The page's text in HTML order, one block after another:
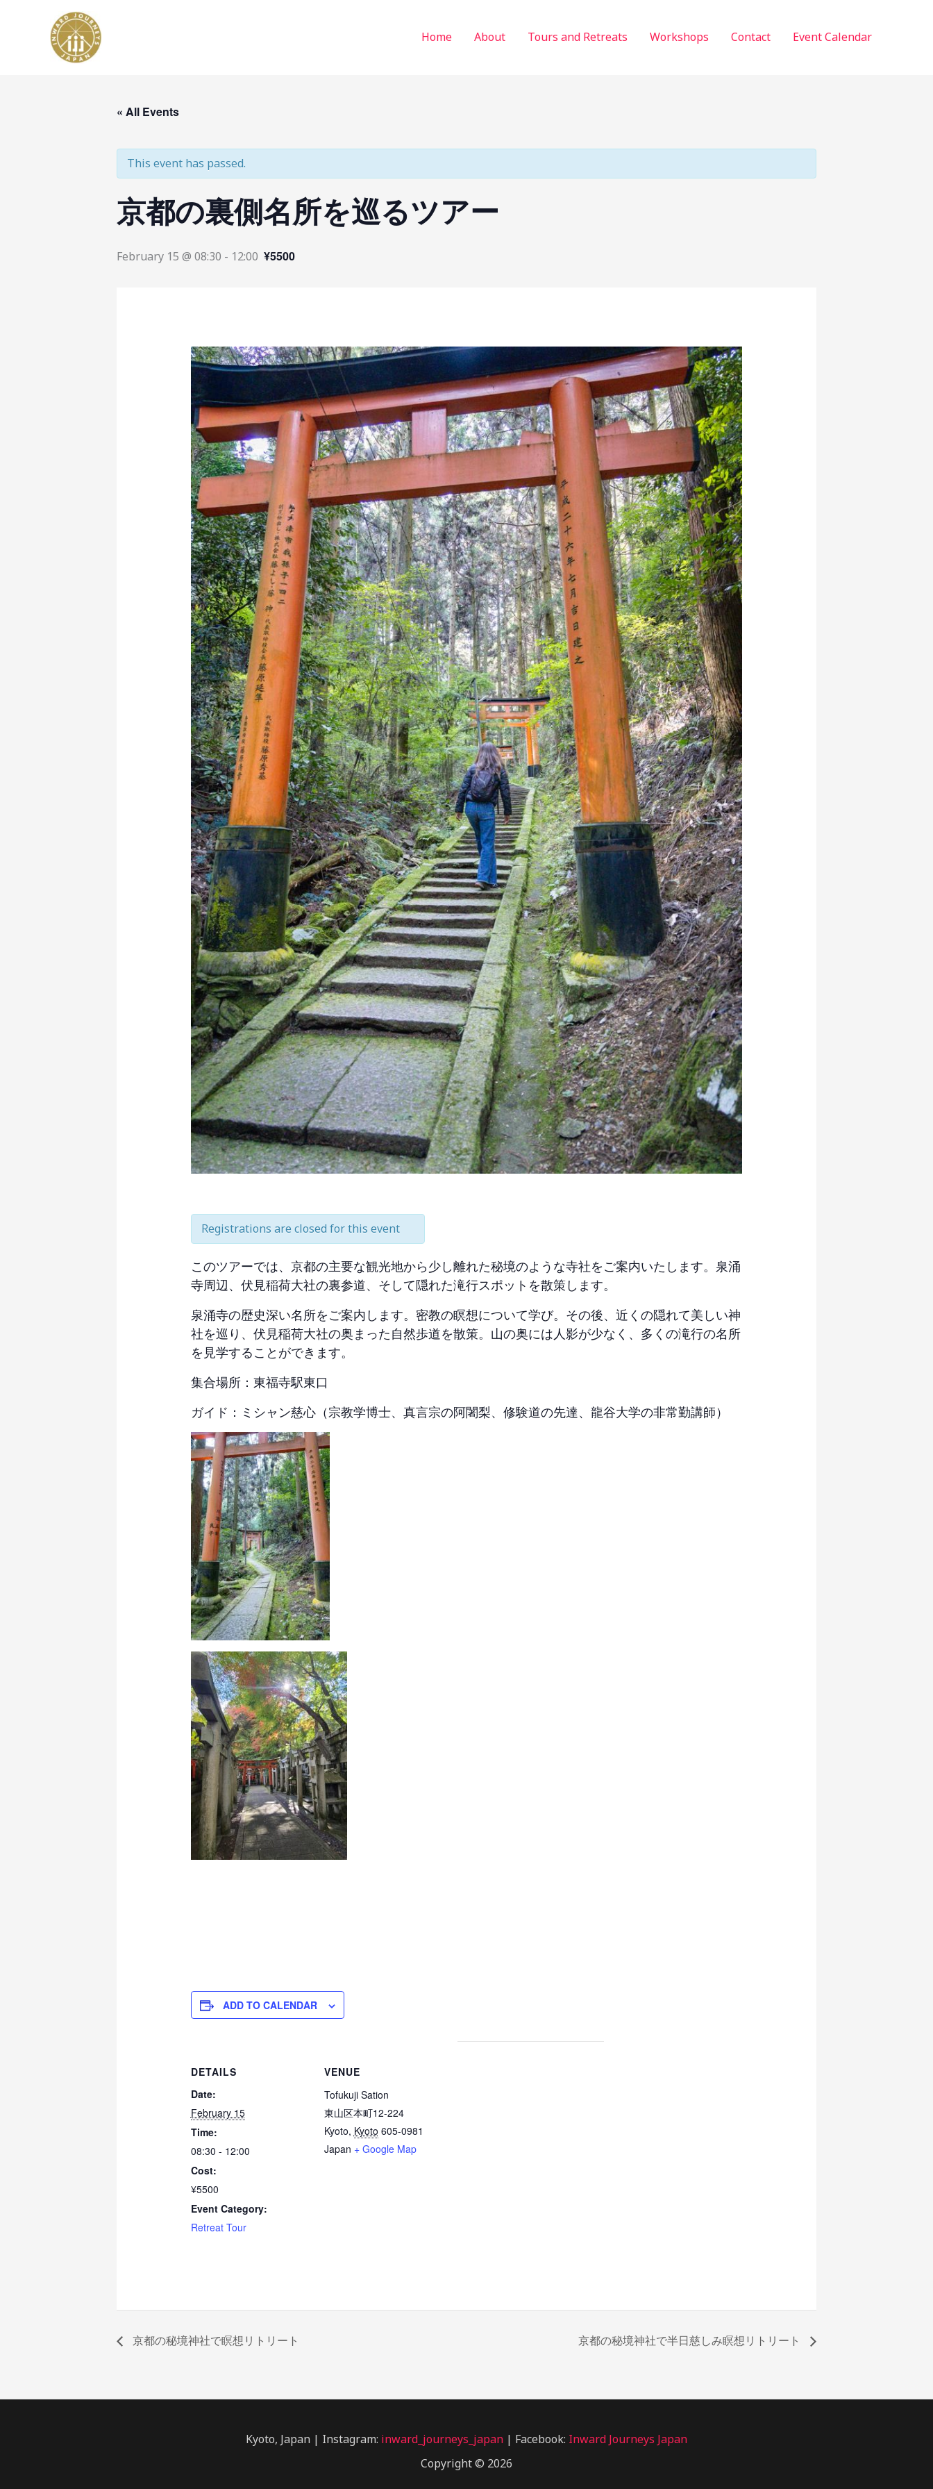
Home About Tours and Retreats Workshops Contact Event Calendar
« All Events
This event has passed.
京都の裏側名所を巡るツアー
February 15 @ 08:30 - 12:00 ¥5500
Registrations are closed for this event
このツアーでは、京都の主要な観光地から少し離れた秘境のような寺社をご案内いたします。泉涌
寺周辺、伏見稲荷大社の裏参道、そして隠れた滝行スポットを散策します。
泉涌寺の歴史深い名所をご案内します。密教の瞑想について学び。その後、近くの隠れて美しい神
社を巡り、伏見稲荷大社の奥まった自然歩道を散策。山の奥には人影が少なく、多くの滝行の名所
を見学することができます。
集合場所：東福寺駅東口
ガイド：ミシャン慈心（宗教学博士、真言宗の阿闍梨、修験道の先達、龍谷大学の非常勤講師）
ADD TO CALENDAR
DETAILS
Date:
February 15
Time:
08:30 - 12:00
Cost:
¥5500
Event Category:
Retreat Tour
VENUE
Tofukuji Sation
東山区本町12-224
Kyoto, Kyoto 605-0981
Japan + Google Map
京都の秘境神社で瞑想リトリート 京都の秘境神社で半日慈しみ瞑想リトリート
Kyoto, Japan | Instagram: inward_journeys_japan | Facebook: Inward Journeys Japan
Copyright © 2026